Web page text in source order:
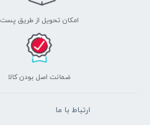
اﻣﮑﺎن ﺗﺤﻮﯾﻞ از طریق پست
ﺿﻤﺎﻧﺖ اﺻﻞ ﺑﻮدن ﮐﺎﻟﺎ
ارتباط با ما